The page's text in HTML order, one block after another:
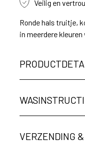
Veilig en
Ronde hals truitje,
in meerdere kleuren
VERZENDING